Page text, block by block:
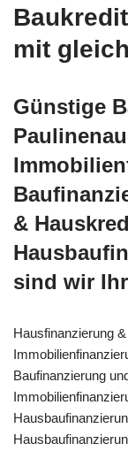
mit
Günstige
&
sind wir
Hausfinanzierung
Baufinanzierung